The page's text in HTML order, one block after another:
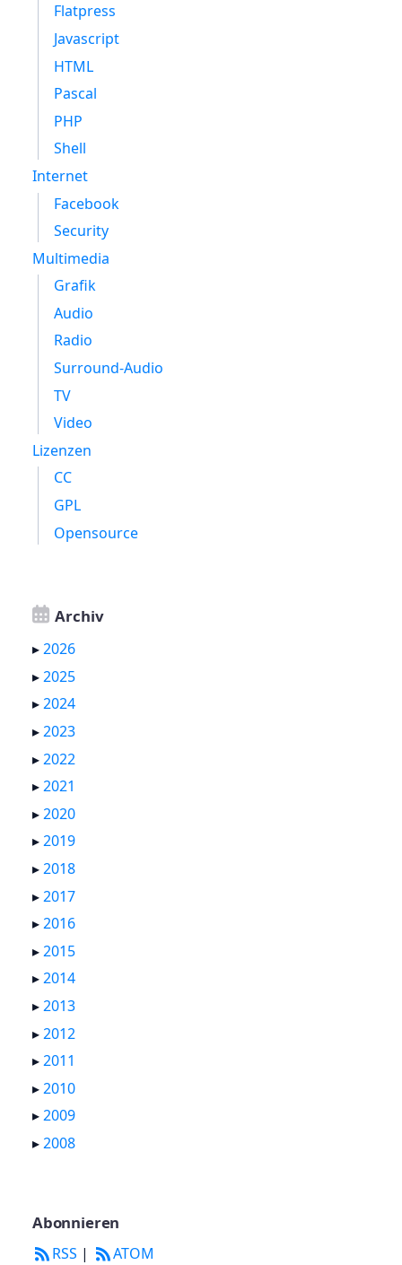
Flatpress
Javascript
HTML
Pascal
PHP
Shell
Internet
Facebook
Security
Multimedia
Grafik
Audio
Radio
Surround-Audio
TV
Video
Lizenzen
CC
GPL
Opensource
Archiv
▸2026
▸2025
▸2024
▸2023
▸2022
▸2021
▸2020
▸2019
▸2018
▸2017
▸2016
▸2015
▸2014
▸2013
▸2012
▸2011
▸2010
▸2009
▸2008
Abonnieren
RSS | ATOM